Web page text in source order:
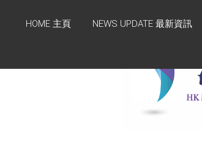
HOME 主頁 NEWS UPDATE 最新資訊